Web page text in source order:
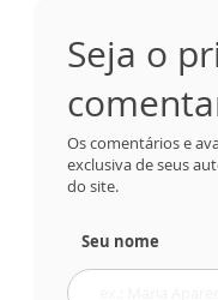
Seja o
Os comentários e
exclusiva de seus
do site.
Seu nome